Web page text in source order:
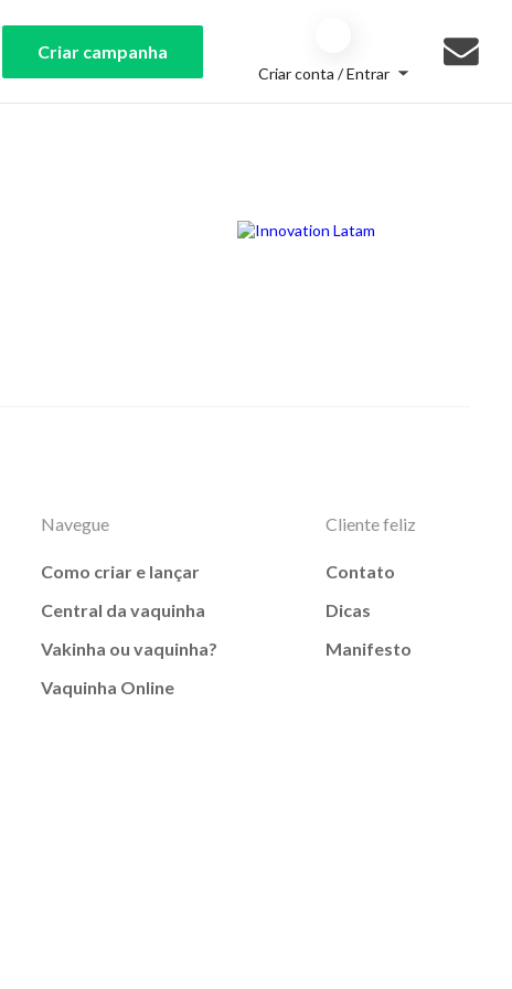
Criar campanha
Criar conta / Entrar
Navegue
Como criar e lançar
Central da vaquinha
Vakinha ou vaquinha?
Vaquinha Online
Cliente feliz
Contato
Dicas
Manifesto